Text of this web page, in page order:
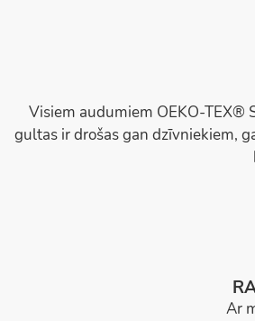
Visiem audumiem OEKO-TEX®
gultas ir drošas gan dzīvniekiem,
Ar